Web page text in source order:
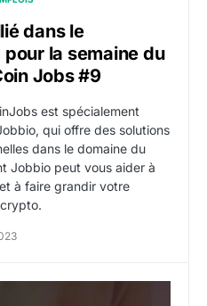
dans le
la semaine du
Jobs #9
est spécialement
qui offre des solutions
dans le domaine du
Jobbio peut vous aider à
à faire grandir votre